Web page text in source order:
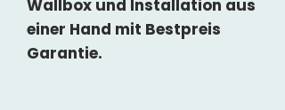
Wallbox und Installation aus
einer Hand mit Bestpreis
Garantie.